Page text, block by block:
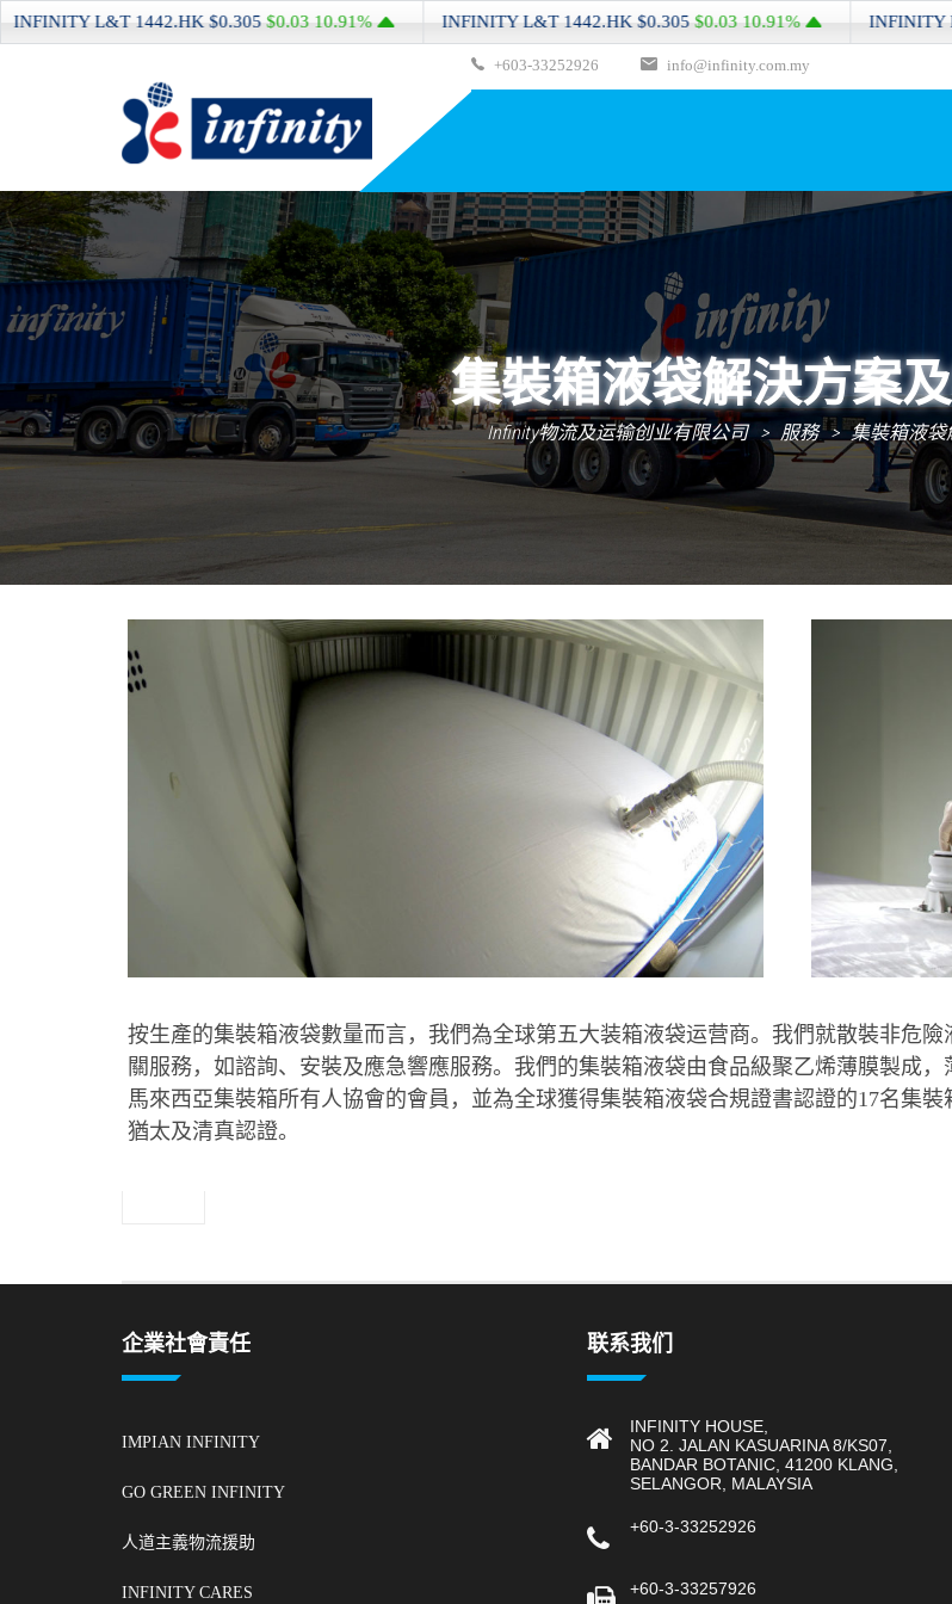
+603-33252926 info@infinity.com.my
集裝箱液袋解決方案
Infinity物流及运输创业有限公司 > 服務 > 集裝箱液袋
2 月
5
1998
集裝箱液袋解決方案及相關服務
按生產的集裝箱液袋數量而言，我們為全球第五大装箱液袋运营商。我們就散裝非危
關服務，如諮詢、安裝及應急響應服務。我們的集裝箱液袋由食品級聚乙烯薄膜製成
馬來西亞集裝箱所有人協會的會員，並為全球獲得集裝箱液袋合規證書認證的17名集
猶太及清真認證。
L&T1442.HK$0.305$0.0310.91% INFINITY L&T1442.HK$0.305$0.0310.91% INFINITY L&T
企業社會責任
IMPIAN INFINITY
GO GREEN INFINITY
人道主義物流援助
INFINITY CARES
联系我们
INFINITY HOUSE,
NO 2. JALAN KASUARINA 8/KS07,
BANDAR BOTANIC, 41200 KLANG,
SELANGOR, MALAYSIA
+60-3-33252926
+60-3-33257926